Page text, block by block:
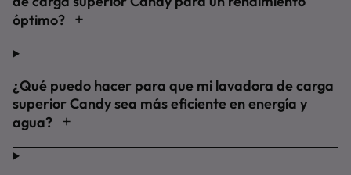
óptimo?
¿Qué puedo hacer para que mi lavadora de carga
superior Candy sea más eficiente en energía y
agua?